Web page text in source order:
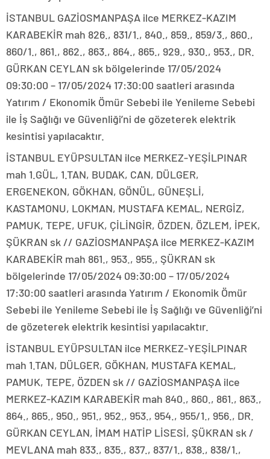
İSTANBUL GAZİOSMANPAŞA ilce MERKEZ-KAZIM
KARABEKİR mah 826., 831/1., 840., 859., 859/3., 860.,
860/1., 861., 862., 863., 864., 865., 929., 930., 953., DR.
GÜRKAN CEYLAN sk bölgelerinde 17/05/2024
09:30:00 – 17/05/2024 17:30:00 saatleri arasında
Yatırım / Ekonomik Ömür Sebebi ile Yenileme Sebebi
ile İş Sağlığı ve Güvenliği’ni de gözeterek elektrik
kesintisi yapılacaktır.
İSTANBUL EYÜPSULTAN ilce MERKEZ-YEŞİLPINAR
mah 1.GÜL, 1.TAN, BUDAK, CAN, DÜLGER,
ERGENEKON, GÖKHAN, GÖNÜL, GÜNEŞLİ,
KASTAMONU, LOKMAN, MUSTAFA KEMAL, NERGİZ,
PAMUK, TEPE, UFUK, ÇİLİNGİR, ÖZDEN, ÖZLEM, İPEK,
ŞÜKRAN sk // GAZİOSMANPAŞA ilce MERKEZ-KAZIM
KARABEKİR mah 861., 953., 955., ŞÜKRAN sk
bölgelerinde 17/05/2024 09:30:00 – 17/05/2024
17:30:00 saatleri arasında Yatırım / Ekonomik Ömür
Sebebi ile Yenileme Sebebi ile İş Sağlığı ve Güvenliği’ni
de gözeterek elektrik kesintisi yapılacaktır.
İSTANBUL EYÜPSULTAN ilce MERKEZ-YEŞİLPINAR
mah 1.TAN, DÜLGER, GÖKHAN, MUSTAFA KEMAL,
PAMUK, TEPE, ÖZDEN sk // GAZİOSMANPAŞA ilce
MERKEZ-KAZIM KARABEKİR mah 840., 860., 861., 863.,
864., 865., 950., 951., 952., 953., 954., 955/1., 956., DR.
GÜRKAN CEYLAN, İMAM HATİP LİSESİ, ŞÜKRAN sk /
MEVLANA mah 833., 835., 837., 837/1., 838., 838/1.,